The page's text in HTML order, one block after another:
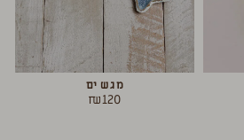
מגש ים
₪120